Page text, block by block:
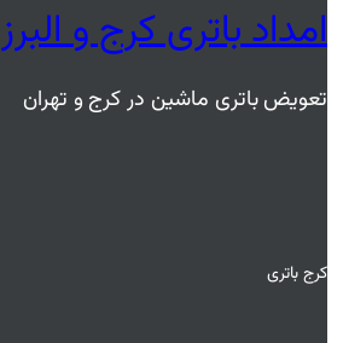
امداد باتری کرج و البرز
تعویض باتری ماشین در کرج و تهران
کرج باتری